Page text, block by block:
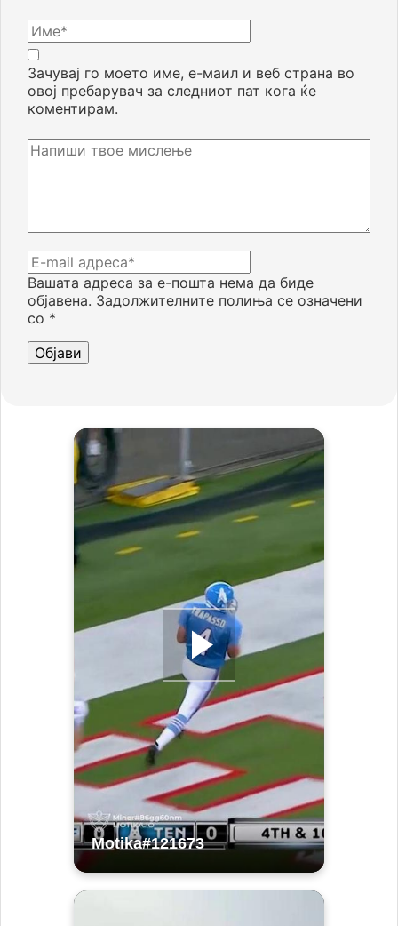
Вашата адреса за е-пошта нема да биде
објавена. Задолжителните полиња се означени
со *
Зачувај го моето име, е-маил и веб страна во
овој пребарувач за следниот пат кога ќе
коментирам.